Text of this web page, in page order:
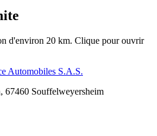
d'environ 20 km. Clique pour ouvrir
Automobiles S.A.S.
67460 Souffelweyersheim